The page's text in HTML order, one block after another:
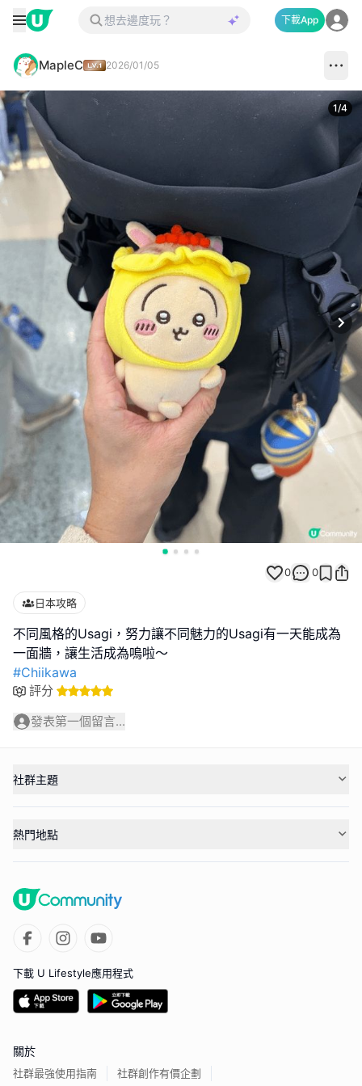
下載App
MapleC 2026/01/05
1/4
0 0
日本攻略
不同風格的Usagi，努力讓不同魅力的Usagi有一天能成為
#Chiikawa
評分
發表第一個留言...
社群主題
熱門地點
下載 U Lifestyle應用程式
關於
社群最強使用指南 社群創作有價企劃